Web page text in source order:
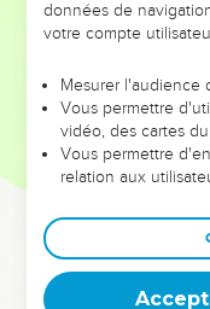
Car ainsi a dit le
j'aurai envoyé mes
famine, et les bêtes
Jérusalem, pour en
Et toutefois, voici,
reste, [savoir] ceux
et leurs actions, et
venir contre
elle.
données de
votre compte
Mesurer l'audience
Vous permettre
vidéo, des cartes
Vous permettre
relation aux